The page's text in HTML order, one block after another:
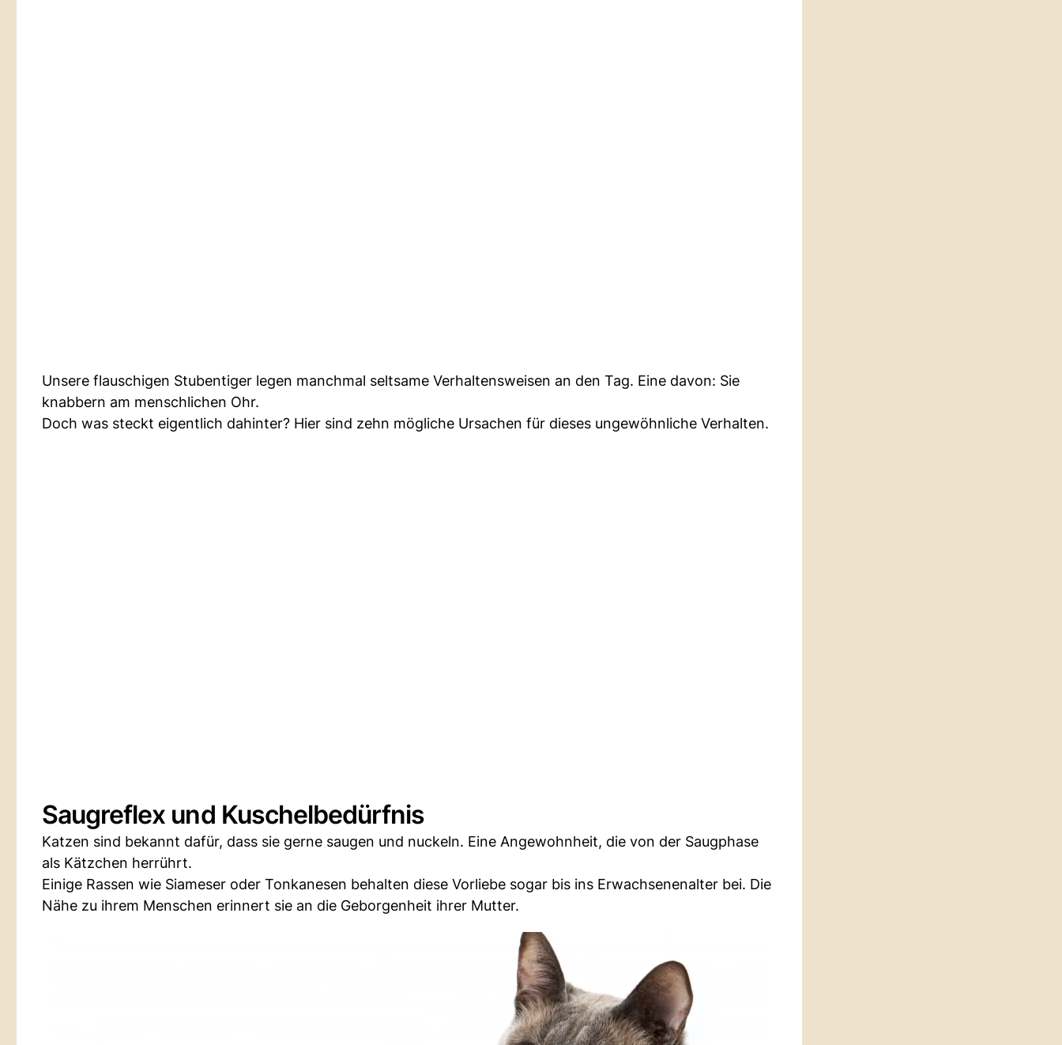
Unsere flauschigen Stubentiger legen manchmal seltsame Verhaltensweisen an den Tag. Eine davon: Sie
knabbern am menschlichen Ohr.
Doch was steckt eigentlich dahinter? Hier sind zehn mögliche Ursachen für dieses ungewöhnliche Verhalten.
Saugreflex und Kuschelbedürfnis
Katzen sind bekannt dafür, dass sie gerne saugen und nuckeln. Eine Angewohnheit, die von der Saugphase
als Kätzchen herrührt.
Einige Rassen wie Siameser oder Tonkanesen behalten diese Vorliebe sogar bis ins Erwachsenenalter bei. Die
Nähe zu ihrem Menschen erinnert sie an die Geborgenheit ihrer Mutter.